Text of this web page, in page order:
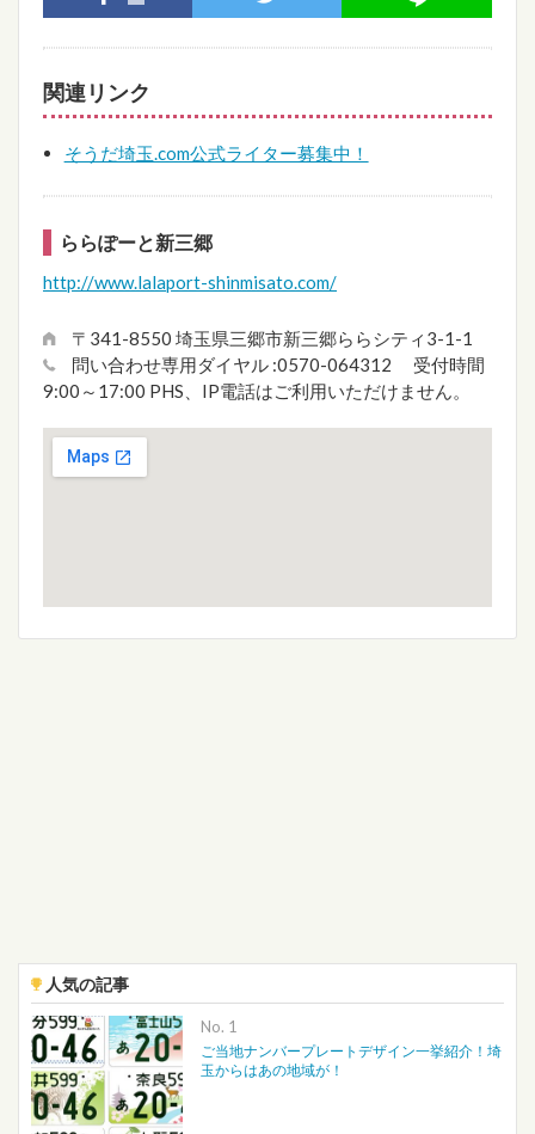
関連リンク
そうだ埼玉.com公式ライター募集中！
ららぽーと新三郷
http://www.lalaport-shinmisato.com/
〒341-8550 埼玉県三郷市新三郷ららシティ3-1-1
問い合わせ専用ダイヤル :0570-064312 受付時間
9:00～17:00 PHS、IP電話はご利用いただけません。
人気の記事
No.
ご当地ナンバープレートデザイン一挙紹介！埼
玉からはあの地域が！